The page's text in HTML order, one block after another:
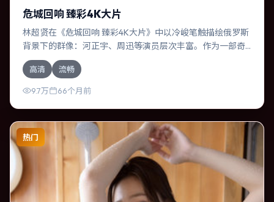
危城回响 臻彩4K大片
林超贤在《危城回响 臻彩4K大片》中以冷峻笔触描绘俄罗斯
背景下的群像：河正宇、周迅等演员层次丰富。作为一部奇
幻作品，故事从日常裂缝切入，逐步推向不可逆转的结局；
视听语言统一，情感落点克制有力。
高清 流畅
9.7万 66个月前
热门